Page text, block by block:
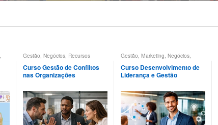
Gestão Negócios, Recursos
Humanos
Curso Gestão de Conflitos
nas Organizações
Gestão Marketing Negócios,
Recursos Humanos
Curso Desenvolvimento de
Liderança e Gestão